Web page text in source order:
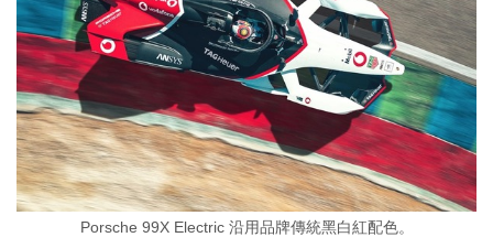
Porsche 99X Electric 沿用品牌傳統黑白紅配色。